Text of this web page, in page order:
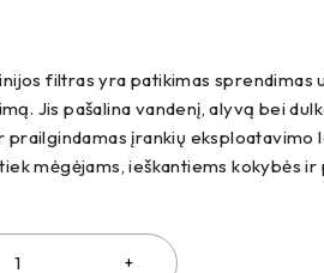
filtras yra patikimas sprendimas
Jis pašalina vandenį, alyvą bei
prailgindamas įrankių eksploatavimo
mėgėjams, ieškantiems kokybės ir